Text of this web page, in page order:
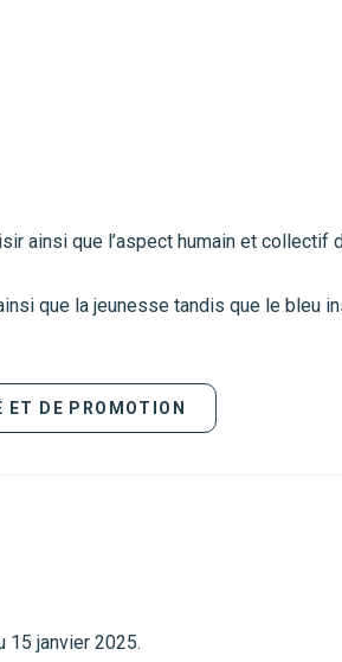
ainsi que l’aspect humain et collectif
que la jeunesse tandis que le bleu
DE PROMOTION
janvier 2025.